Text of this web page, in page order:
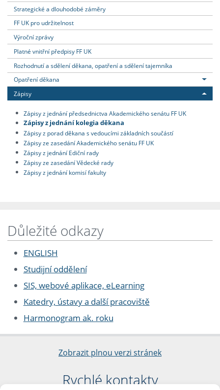
Strategické a dlouhodobé záměry
FF UK pro udržitelnost
Výroční zprávy
Platné vnitřní předpisy FF UK
Rozhodnutí a sdělení děkana, opatření a sdělení tajemníka
Opatření děkana
Zápisy
Zápisy z jednání předsednictva Akademického senátu FF UK
Zápisy z jednání kolegia děkana
Zápisy z porad děkana s vedoucími základních součástí
Zápisy ze zasedání Akademického senátu FF UK
Zápisy z jednání Ediční rady
Zápisy ze zasedání Vědecké rady
Zápisy z jednání komisí fakulty
Důležité odkazy
ENGLISH
Studijní oddělení
SIS, webové aplikace, eLearning
Katedry, ústavy a další pracoviště
Harmonogram ak. roku
Zobrazit plnou verzi stránek
Rychlé kontakty